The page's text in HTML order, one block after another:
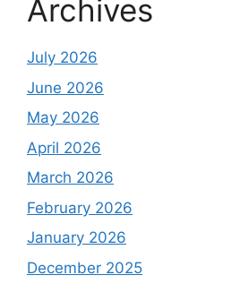
Archives
July 2026
June 2026
May 2026
April 2026
March 2026
February 2026
January 2026
December 2025